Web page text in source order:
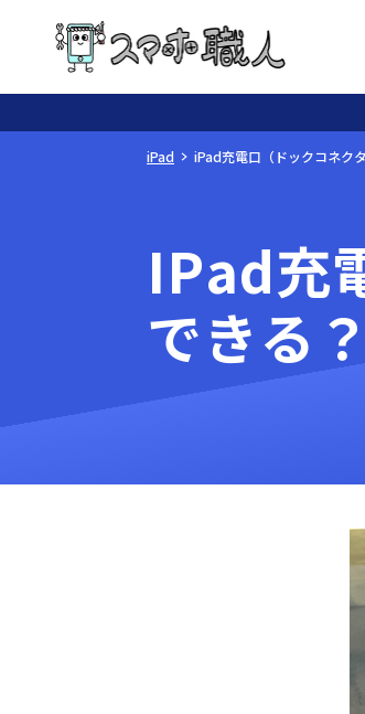
iPad iPad充電口（ドックコネク
IPad充
できる